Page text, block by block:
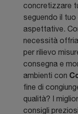
concretizzare
seguendo il
aspettative.
necessità
per rilievo
consegna e
ambienti con
fine di
qualità? I
consigli